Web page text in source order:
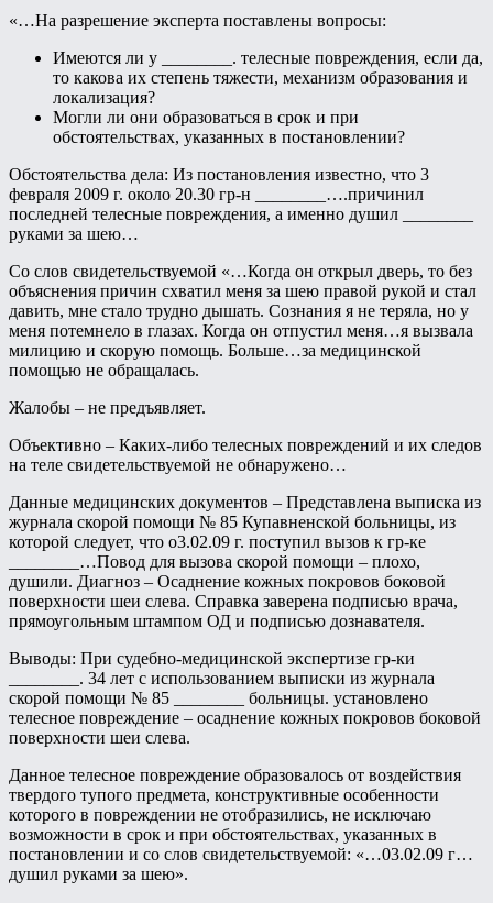
«…На разрешение эксперта поставлены вопросы:
Имеются ли у ________. телесные повреждения, если да,
то какова их степень тяжести, механизм образования и
локализация?
Могли ли они образоваться в срок и при
обстоятельствах, указанных в постановлении?
Обстоятельства дела: Из постановления известно, что 3
февраля 2009 г. около 20.30 гр-н ________….причинил
последней телесные повреждения, а именно душил ________
руками за шею…
Со слов свидетельствуемой «…Когда он открыл дверь, то без
объяснения причин схватил меня за шею правой рукой и стал
давить, мне стало трудно дышать. Сознания я не теряла, но у
меня потемнело в глазах. Когда он отпустил меня…я вызвала
милицию и скорую помощь. Больше…за медицинской
помощью не обращалась.
Жалобы – не предъявляет.
Объективно – Каких-либо телесных повреждений и их следов
на теле свидетельствуемой не обнаружено…
Данные медицинских документов – Представлена выписка из
журнала скорой помощи № 85 Купавненской больницы, из
которой следует, что о3.02.09 г. поступил вызов к гр-ке
________…Повод для вызова скорой помощи – плохо,
душили. Диагноз – Осаднение кожных покровов боковой
поверхности шеи слева. Справка заверена подписью врача,
прямоугольным штампом ОД и подписью дознавателя.
Выводы: При судебно-медицинской экспертизе гр-ки
________. 34 лет с использованием выписки из журнала
скорой помощи № 85 ________ больницы. установлено
телесное повреждение – осаднение кожных покровов боковой
поверхности шеи слева.
Данное телесное повреждение образовалось от воздействия
твердого тупого предмета, конструктивные особенности
которого в повреждении не отобразились, не исключаю
возможности в срок и при обстоятельствах, указанных в
постановлении и со слов свидетельствуемой: «…03.02.09 г…
душил руками за шею».